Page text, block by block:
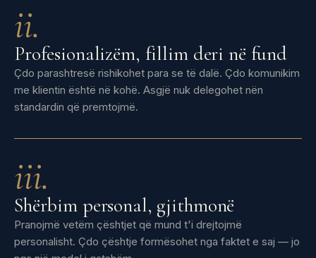
ii.
Profesionalizëm, fillim deri në fund
Çdo parashtresë rishikohet para se të dalë. Çdo komunikim
me klientin është në kohë. Asgjë nuk delegohet nën
standardin që premtojmë.
iii.
Shërbim personal, gjithmonë
Pranojmë vetëm çështjet që mund t'i drejtojmë
personalisht. Çdo çështje formësohet nga faktet e saj — jo